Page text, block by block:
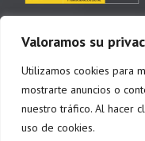
Valoramos su
Utilizamos cookies para
mostrarte anuncios o
nuestro tráfico. Al hacer
uso de cookies.